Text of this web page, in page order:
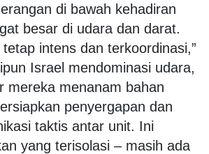
di bawah kehadiran
besar di udara dan darat.
intens dan terkoordinasi,”
Israel mendominasi udara,
mereka menanam bahan
penyergapan dan
taktis antar unit. Ini
yang terisolasi – masih ada